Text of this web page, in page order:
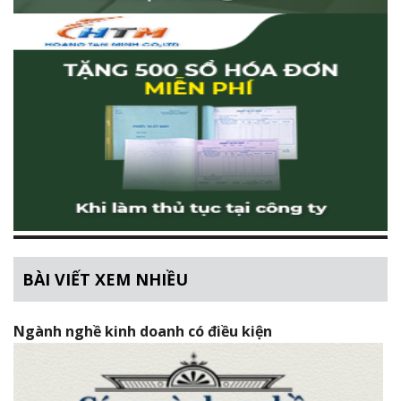
BÀI VIẾT XEM NHIỀU
Ngành nghề kinh doanh có điều kiện